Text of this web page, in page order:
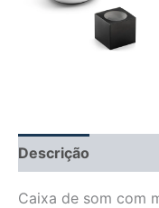
Descrição
Caixa de som com